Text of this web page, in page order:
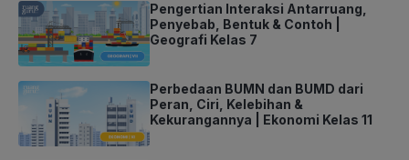
Pengertian Interaksi Antarruang,
Penyebab, Bentuk & Contoh |
Geografi Kelas 7
Perbedaan BUMN dan BUMD dari
Peran, Ciri, Kelebihan &
Kekurangannya | Ekonomi Kelas 11